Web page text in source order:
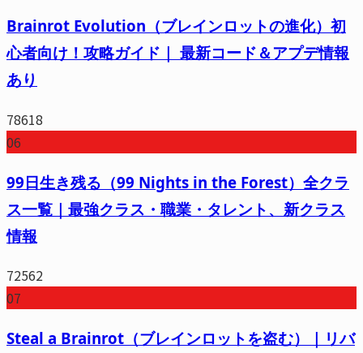
Brainrot Evolution（ブレインロットの進化）初
心者向け！攻略ガイド｜ 最新コード＆アプデ情報
あり
78618
06
99日生き残る（99 Nights in the Forest）全クラ
ス一覧｜最強クラス・職業・タレント、新クラス
情報
72562
07
Steal a Brainrot（ブレインロットを盗む）｜リバ